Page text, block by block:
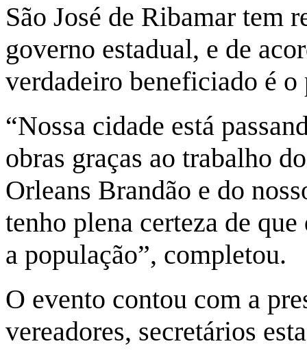
São José de Ribamar tem
governo estadual, e de
verdadeiro beneficiado é o
“Nossa cidade está
obras graças ao trabalho
Orleans Brandão e do
tenho plena certeza de
a população”, completou.
O evento contou com a
vereadores, secretários